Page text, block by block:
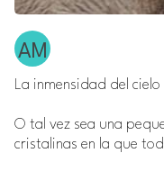
La inmensidad del
O tal vez sea una
cristalinas en la que